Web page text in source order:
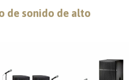
de sonido de alto